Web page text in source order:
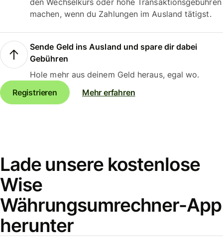
den Wechselkurs oder hohe Transaktionsgebühren
machen, wenn du Zahlungen im Ausland tätigst.
Sende Geld ins Ausland und spare dir dabei
Gebühren
Hole mehr aus deinem Geld heraus, egal wo.
Registrieren
Mehr erfahren
Lade unsere kostenlose
Wise
Währungsumrechner-App
herunter